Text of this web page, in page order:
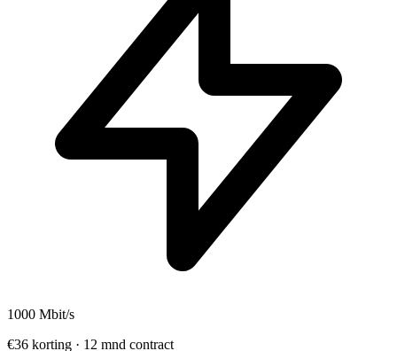
1000 Mbit/s
€36 korting · 12 mnd contract